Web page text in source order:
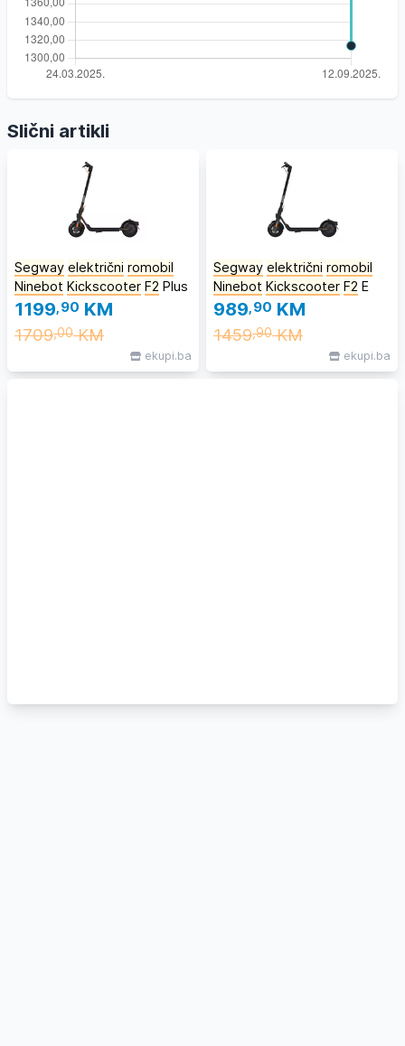
Slični artikli
Segway električni romobil
Ninebot Kickscooter F2 Plus
1199,90 KM
1709,00KM
ekupi.ba
Segway električni romobil
Ninebot Kickscooter F2 E
989,90 KM
1459,90KM
ekupi.ba